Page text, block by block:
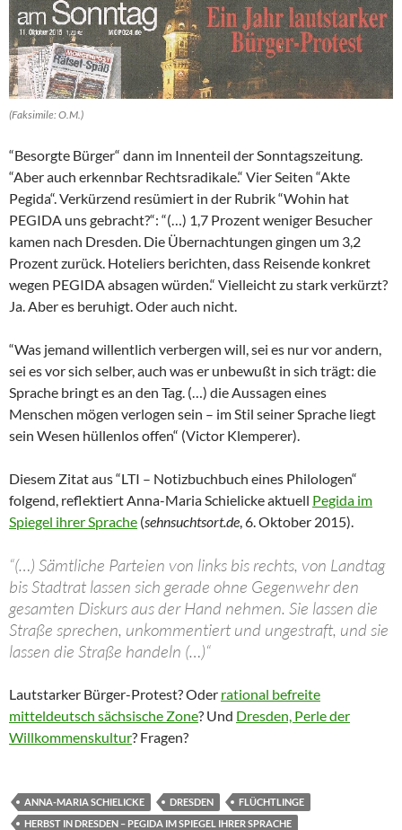
(Faksimile: O.M.)
“Besorgte Bürger“ dann im Innenteil der Sonntagszeitung.
“Aber auch erkennbar Rechtsradikale.“ Vier Seiten “Akte
Pegida“. Verkürzend resümiert in der Rubrik “Wohin hat
PEGIDA uns gebracht?“: “(…) 1,7 Prozent weniger Besucher
kamen nach Dresden. Die Übernachtungen gingen um 3,2
Prozent zurück. Hoteliers berichten, dass Reisende konkret
wegen PEGIDA absagen würden.“ Vielleicht zu stark verkürzt?
Ja. Aber es beruhigt. Oder auch nicht.
“Was jemand willentlich verbergen will, sei es nur vor andern,
sei es vor sich selber, auch was er unbewußt in sich trägt: die
Sprache bringt es an den Tag. (…) die Aussagen eines
Menschen mögen verlogen sein – im Stil seiner Sprache liegt
sein Wesen hüllenlos offen“ (Victor Klemperer).
Diesem Zitat aus “LTI – Notizbuchbuch eines Philologen“
folgend, reflektiert Anna-Maria Schielicke aktuell Pegida im
Spiegel ihrer Sprache (sehnsuchtsort.de , 6. Oktober 2015).
“(…) Sämtliche Parteien von links bis rechts, von Landtag
bis Stadtrat lassen sich gerade ohne Gegenwehr den
gesamten Diskurs aus der Hand nehmen. Sie lassen die
Straße sprechen, unkommentiert und ungestraft, und sie
lassen die Straße handeln (…)“
Lautstarker Bürger-Protest? Oder rational befreite
mitteldeutsch sächsische Zone? Und Dresden, Perle der
Willkommenskultur? Fragen?
ANNA-MARIA SCHIELICKE DRESDEN
FLÜCHTLINGE
HERBST IN DRESDEN – PEGIDA IM SPIEGEL IHRER SPRACHE